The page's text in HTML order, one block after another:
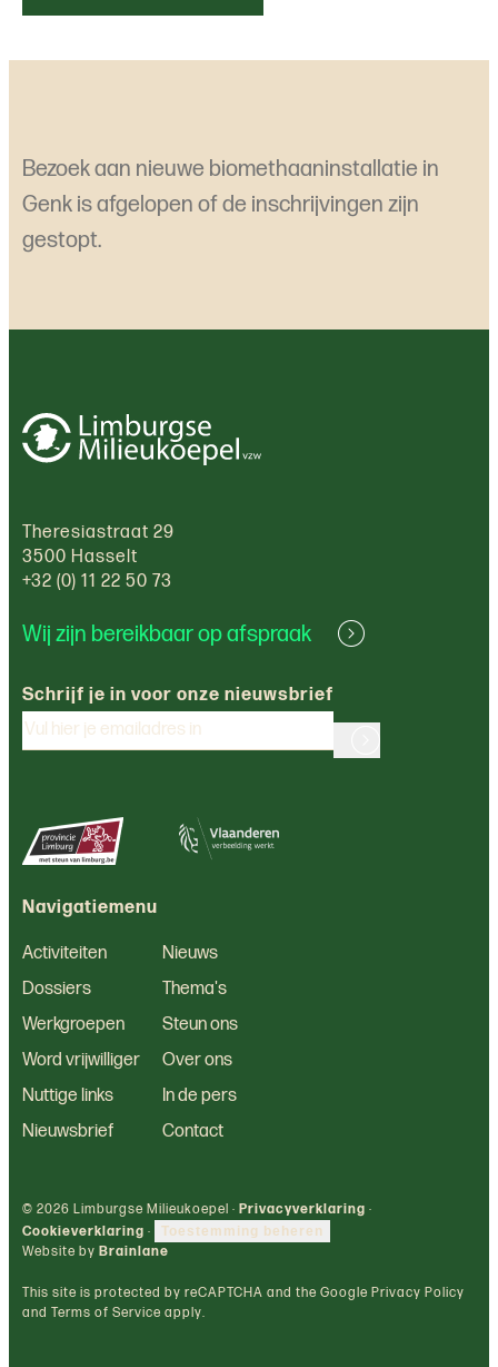
Bezoek aan nieuwe biomethaaninstallatie in
Genk is afgelopen of de inschrijvingen zijn
gestopt.
Theresiastraat 29
3500 Hasselt
+32 (0) 11 22 50 73
Wij zijn bereikbaar op afspraak
Schrijf je in voor onze nieuwsbrief
Navigatiemenu
Activiteiten
Nieuws
Dossiers
Thema's
Werkgroepen
Steun ons
Word vrijwilliger
Over ons
Nuttige links
In de pers
Nieuwsbrief
Contact
© 2026 Limburgse Milieukoepel · Privacyverklaring ·
Cookieverklaring · Toestemming beheren
Website by Brainlane
This site is protected by reCAPTCHA and the Google Privacy Policy
and Terms of Service apply.